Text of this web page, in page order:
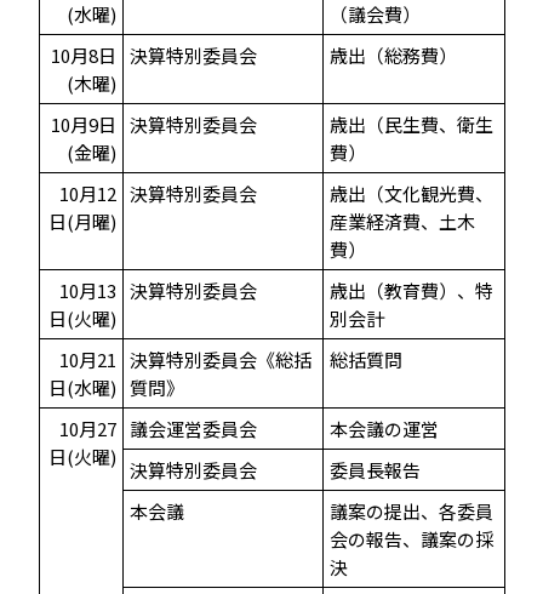
(水曜)
（議会費）
10月8日
(木曜)
決算特別委員会 歳出（総務費）
10月9日
(金曜)
決算特別委員会
歳出（民生費、衛生
費）
10月12
日(月曜)
決算特別委員会
歳出（文化観光費、
産業経済費、土木
費）
10月13
日(火曜)
決算特別委員会
歳出（教育費）、特
別会計
10月21
日(水曜)
決算特別委員会《総括
質問》
総括質問
10月27
日(火曜)
議会運営委員会
本会議の運営
決算特別委員会
委員長報告
本会議
議案の提出、各委員
会の報告、議案の採
決